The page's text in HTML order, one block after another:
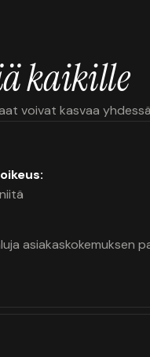
kaikille
voivat kasvaa
asiakaskokemuksen